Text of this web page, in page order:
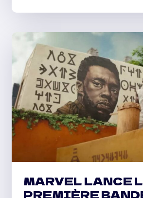
SUR
PENDANT
ROLLING
LOUD
MIAMI
:
« HE
MY
TYPE »
MARVEL LANCE
PREMIÈRE